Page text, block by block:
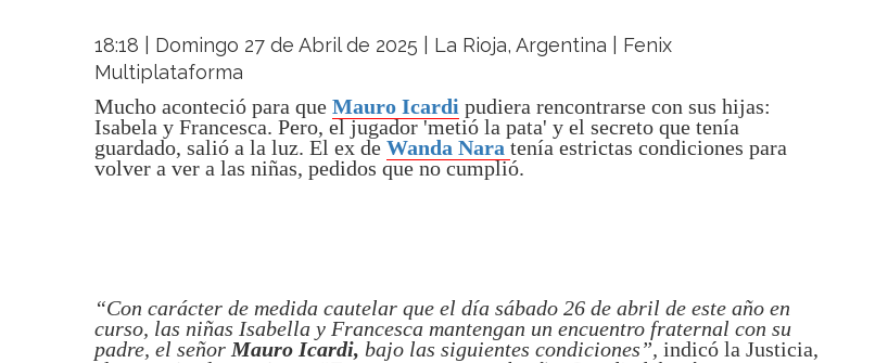
18:18 | Domingo 27 de Abril de 2025 | La Rioja, Argentina | Fenix
Multiplataforma
Mucho aconteció para que Mauro Icardi pudiera rencontrarse con sus hijas:
Isabela y Francesca. Pero, el jugador 'metió la pata' y el secreto que tenía
guardado, salió a la luz. El ex de Wanda Nara tenía estrictas condiciones para
volver a ver a las niñas, pedidos que no cumplió.
“Con carácter de medida cautelar que el día sábado 26 de abril de este año en
curso, las niñas Isabella y Francesca mantengan un encuentro fraternal con su
padre, el señor Mauro Icardi, bajo las siguientes condiciones”, indicó la Justicia,